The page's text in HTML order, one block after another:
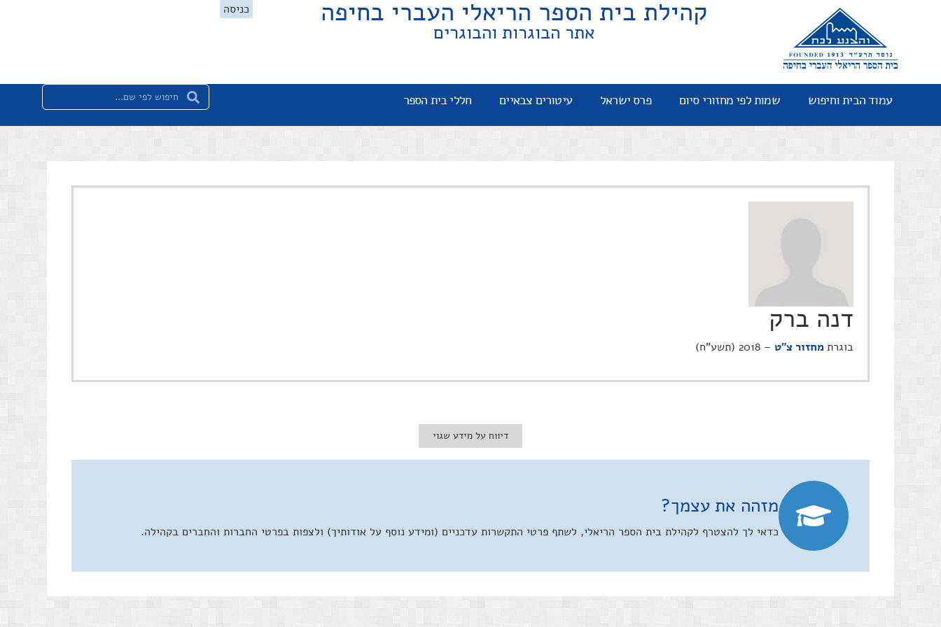
קהילת בית הספר הריאלי העברי בחיפה
אתר הבוגרות והבוגרים
כניסה
עמוד הבית וחיפוש שמות לפי מחזורי סיום פרס ישראל עיטורים צבאיים חללי בית הספר
דנה ברק
בוגרתמחזור צ"ט – 2018 (תשע"ח)
דיווח על מידע שגוי
מזהה את עצמך?
כדאי לך להצטרף לקהילת בית הספר הריאלי, לשתף פרטי התקשרות עדכניים (ומידע נוסף על אודותיך) ולצפות בפרטי החברות והחברים בקהילה.